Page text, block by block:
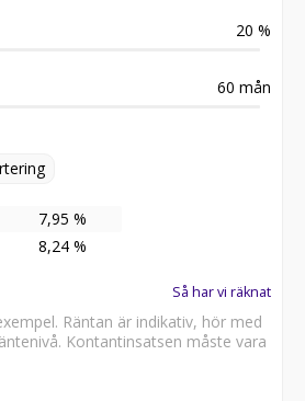
20 %
60 mån
7,95 %
8,24 %
Så har vi räknat
Räntan är indikativ, hör med
Kontantinsatsen måste vara